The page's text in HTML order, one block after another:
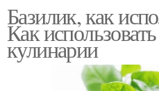
Базилик, как
Как
кулинарии